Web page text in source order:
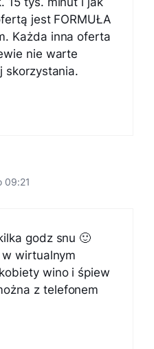
jest FORMUŁA
Każda inna oferta
nie warte
skorzystania.
09:21
godz snu 🙂
wirtualnym
wino i śpiew
z telefonem